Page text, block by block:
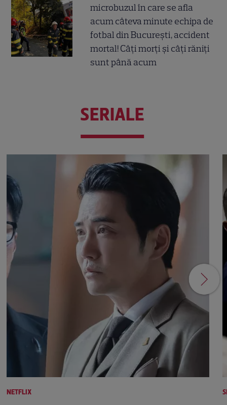
microbuzul în care se afla
acum câteva minute echipa de
fotbal din București, accident
mortal! Câți morți și câți răniți
sunt până acum
SERIALE
NETFLIX